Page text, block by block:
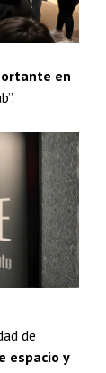
en
de
espacio y